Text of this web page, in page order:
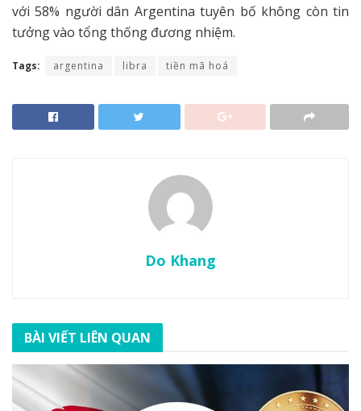
với 58% người dân Argentina tuyên bố không còn tin
tưởng vào tổng thống đương nhiệm.
Tags: argentina libra tiền mã hoá
Do Khang
BÀI VIẾT LIÊN QUAN